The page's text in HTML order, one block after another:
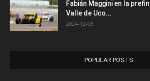
Fabián Maggini en la
Valle de Uco...
2024-12-08
POPULAR POSTS